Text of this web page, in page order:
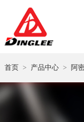
首页 > 产品中心> 阿